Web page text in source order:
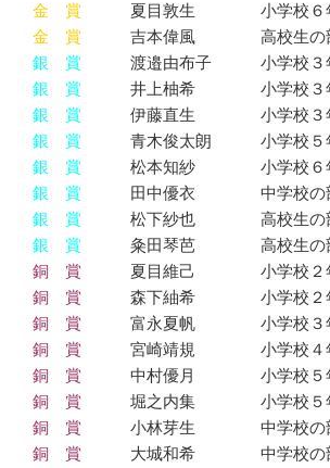
金 賞 夏目敦生 小学校６年
金 賞 吉本偉風 高校生の
銀 賞 渡邉由布子 小学校３年
銀 賞 井上柚希 小学校３年
銀 賞 伊藤直生 小学校３年
銀 賞 青木俊太朗 小学校５年
銀 賞 松本知紗 小学校６年
銀 賞 田中優衣 中学校の
銀 賞 松下紗也 高校生の
銀 賞 粂田琴芭 高校生の
銅 賞 夏目維己 小学校２年
銅 賞 森下紬希 小学校２年
銅 賞 富永夏帆 小学校３年
銅 賞 宮崎靖規 小学校４年
銅 賞 中村優月 小学校５年
銅 賞 堀之内集 小学校５年
銅 賞 小林芽生 中学校の
銅 賞 大城和希 中学校の